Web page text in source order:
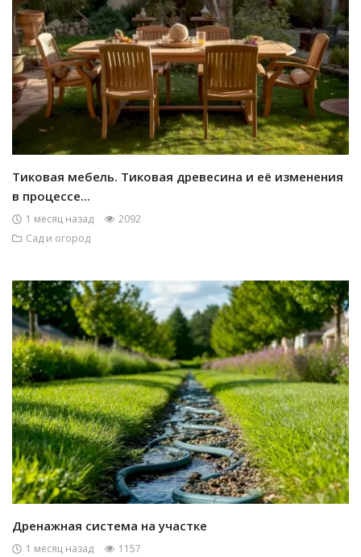
Тиковая мебель. Тиковая древесина и её изменения
в процессе...
1 месяц назад
2092
Сад и огород
Дренажная система на участке
1 месяц назад
1157